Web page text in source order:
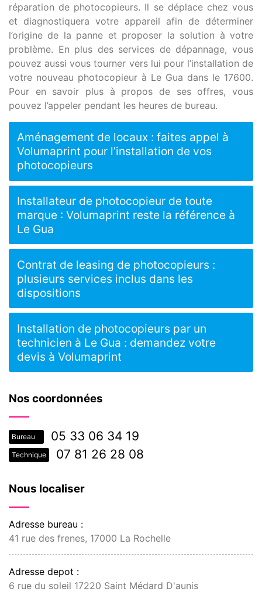
Nos coordonnées
Bureau 05 33 06 34 19
Technique 07 81 26 28 08
Nous localiser
Adresse bureau :
41 rue des frenes, 17000 La Rochelle
Adresse depot :
6 rue du soleil 17220 Saint Médard D'aunis
réparation de photocopieurs. Il se déplace chez vous
et diagnostiquera votre appareil afin de déterminer
l’origine de la panne et proposer la solution à votre
problème. En plus des services de dépannage, vous
pouvez aussi vous tourner vers lui pour l’installation de
votre nouveau photocopieur à Le Gua dans le 17600.
Pour en savoir plus à propos de ses offres, vous
pouvez l’appeler pendant les heures de bureau.
Aménagement de locaux : faites appel à
Volumaprint pour l’installation de vos
photocopieurs
Installateur de photocopieur de toute
marque : Volumaprint reste la référence à
Le Gua
Contrat de leasing de photocopieurs :
plusieurs services inclus dans les
dispositions
Installation de photocopieurs par un
technicien à Le Gua : demandez votre
devis à Volumaprint